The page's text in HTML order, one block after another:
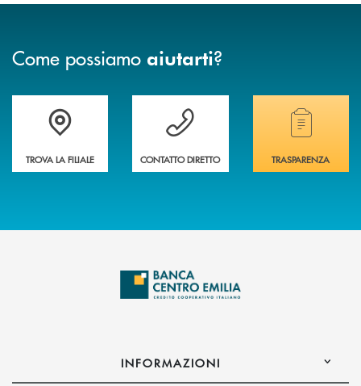
Come possiamo aiutarti?
Accedi all' elenco completo delle filiali
TROVA LA FILIALE
Vuoi avere maggiori informazioni sulla
CONTATTO DIRETTO
Hai bisogno di
TRASPARENZA
INFORMAZIONI